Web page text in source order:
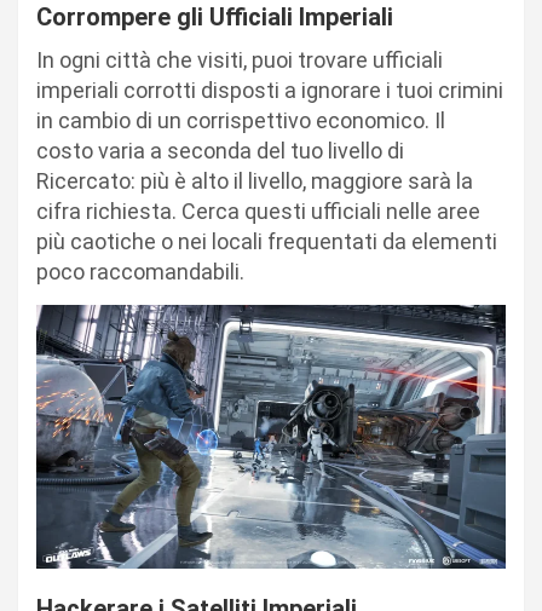
Corrompere gli Ufficiali Imperiali
In ogni città che visiti, puoi trovare ufficiali
imperiali corrotti disposti a ignorare i tuoi crimini
in cambio di un corrispettivo economico. Il
costo varia a seconda del tuo livello di
Ricercato: più è alto il livello, maggiore sarà la
cifra richiesta. Cerca questi ufficiali nelle aree
più caotiche o nei locali frequentati da elementi
poco raccomandabili.